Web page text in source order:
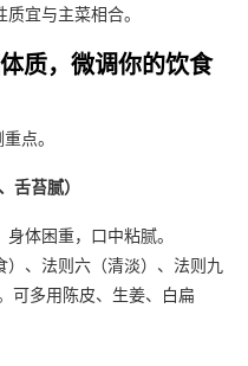
宜与主菜相合。
质，微调你的饮食
点。
舌苔腻）
体困重，口中粘腻。
、法则六（清淡）、法则九
可多用陈皮、生姜、白扁